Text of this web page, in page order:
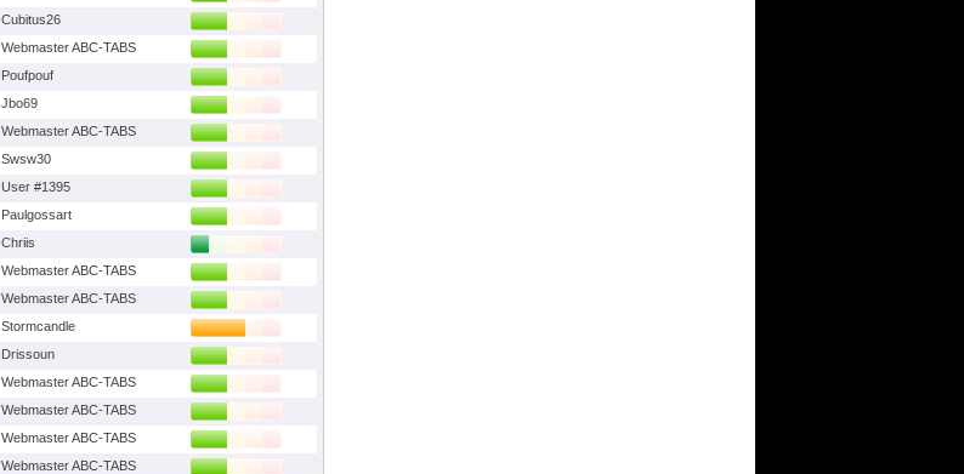
Cubitus26
Webmaster ABC-TABS
Poufpouf
Jbo69
Webmaster ABC-TABS
Swsw30
User #1395
Paulgossart
Chriis
Webmaster ABC-TABS
Webmaster ABC-TABS
Stormcandle
Drissoun
Webmaster ABC-TABS
Webmaster ABC-TABS
Webmaster ABC-TABS
Webmaster ABC-TABS